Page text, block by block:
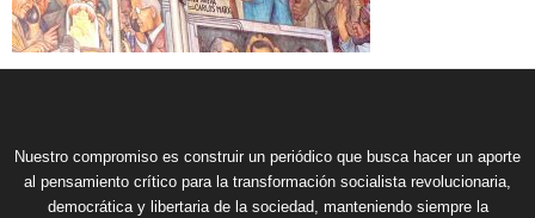
Nuestro compromiso es construir un periódico que busca hacer un aporte
al pensamiento crítico para la transformación socialista revolucionaria,
democrática y libertaria de la sociedad, manteniendo siempre la